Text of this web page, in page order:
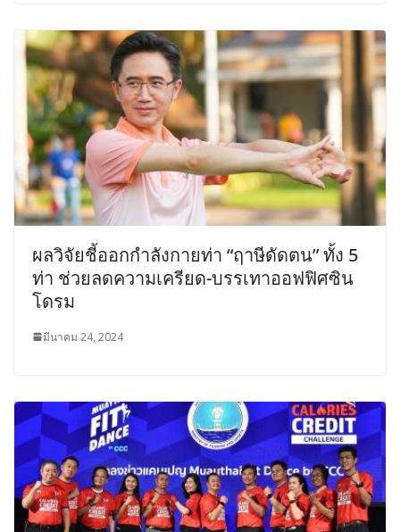
ผลวิจัยชี้ออกกำลังกายท่า “ฤาษีดัดตน” ทั้ง 5
ท่า ช่วยลดความเครียด-บรรเทาออฟฟิศซิน
โดรม
มีนาคม 24, 2024